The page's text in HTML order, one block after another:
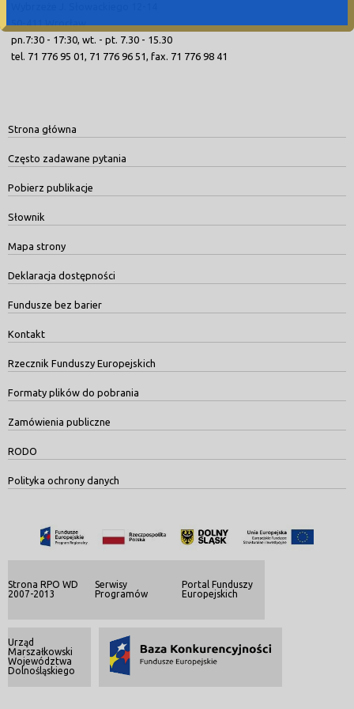
pn.7:30 - 17:30, wt. - pt. 7.30 - 15.30
tel. 71 776 95 01, 71 776 96 51, fax. 71 776 98 41
Strona główna
Często zadawane pytania
Pobierz publikacje
Słownik
Mapa strony
Deklaracja dostępności
Fundusze bez barier
Kontakt
Rzecznik Funduszy Europejskich
Formaty plików do pobrania
Zamówienia publiczne
RODO
Polityka ochrony danych
Strona RPO WD
2007-2013
Serwisy
Programów
Portal Funduszy
Europejskich
Urząd
Marszałkowski
Województwa
Dolnośląskiego